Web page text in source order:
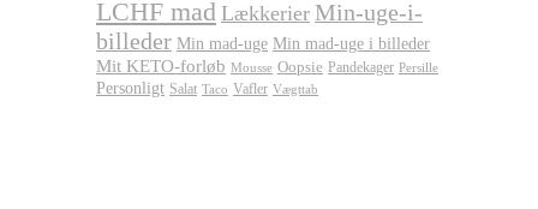
LCHF mad Lækkerier Min-uge-i-
billeder Min mad-uge Min mad-uge i billeder
Mit KETO-forløb Mousse Oopsie Pandekager Persille
Personligt Salat Taco Vafler Vægttab